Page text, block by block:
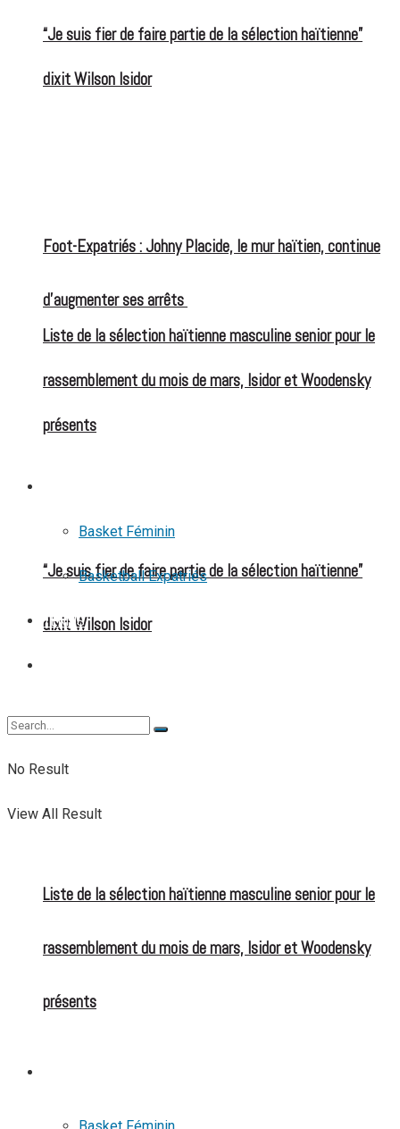
Foot-Expatriés : Johny Placide, le mur haïtien, continue
d’augmenter ses arrêts
“Je suis fier de faire partie de la sélection haïtienne”
dixit Wilson Isidor
Liste de la sélection haïtienne masculine senior pour le
rassemblement du mois de mars, Isidor et Woodensky
présents
“Je suis fier de faire partie de la sélection haïtienne”
dixit Wilson Isidor
Liste de la sélection haïtienne masculine senior pour le
rassemblement du mois de mars, Isidor et Woodensky
présents
Basket Féminin
Basketball Expatriés
TENNIS
No Result
View All Result